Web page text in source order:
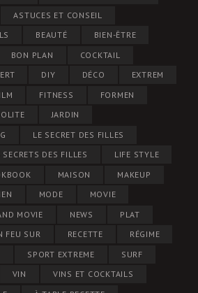
ASTUCES ET CONSEIL
BEAUTÉ
BIEN-ÊTRE
BON PLAN
COCKTAIL
DIY DÉCO
EXTREM
FITNESS
FORMEN
JARDIN
LE SECRET DES FILLES
SECRETS DES FILLES
LIFE STYLE
MAISON
MAKEUP
MODE
MOVIE
MOVIE NEWS
PLAT
FEU SUR RECETTE
RÉGIME
SPORT EXTREME
SURF
VIN
VINS ET COCKTAILS